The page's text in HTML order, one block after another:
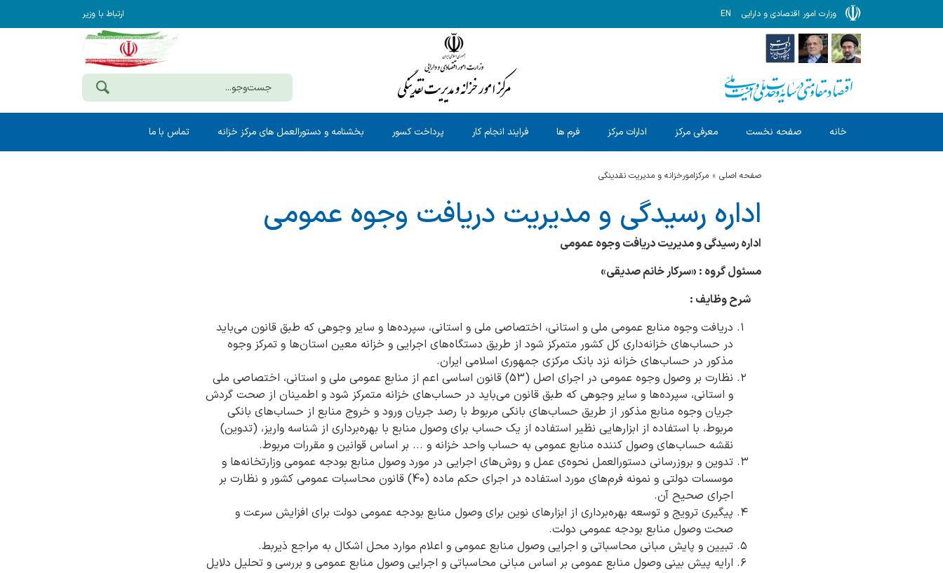
وزارت امور اقتصادی و دارایی EN ارتباط با وزیر
خانه صفحه نخست معرفی مرکز ادارات مرکز فرم ها فرایند انجام کار پرداخت کسور بخشنامه و دستورالعمل های مرکز خزانه تماس با ما
صفحه اصلی مرکزامورخزانه و مدیریت نقدینگی
اداره رسیدگی و مدیریت دریافت وجوه عمومی
اداره رسیدگی و مدیریت دریافت وجوه عمومی
مسئول گروه : «سرکار خانم صدیقی»
شرح وظایف :
دریافت وجوه منابع عمومی ملی و استانی، اختصاصی ملی و استانی، سپرده‌ها و سایر وجوهی که طبق قانون می‌باید
در حساب‌های خزانه‌داری کل کشور متمرکز شود از طریق دستگاه‌های اجرایی و خزانه معین استان‌ها و تمرکز وجوه
مذکور در حساب‌های خزانه نزد بانک مرکزی جمهوری اسلامی ایران.
نظارت بر وصول وجوه عمومی در اجرای اصل (53) قانون اساسی اعم از منابع عمومی ملی و استانی، اختصاصی ملی
و استانی، سپرده‌ها و سایر وجوهی که طبق قانون می‌باید در حساب‌های خزانه متمرکز شود و اطمینان از صحت گردش
جریان وجوه منابع مذکور از طریق حساب‌های بانکی مربوط با رصد جریان ورود و خروج منابع از حساب‌های بانکی
مربوط، با استفاده از ابزارهایی نظیر استفاده از یک حساب برای وصول منابع با بهره‌برداری از شناسه واریز، (تدوین)
نقشه حساب‌های وصول کننده منابع عمومی به حساب واحد خزانه و ... بر اساس قوانین و مقررات مربوط.
تدوین و بروزرسانی دستورالعمل نحوه‌ی عمل و روش‌های اجرایی در مورد وصول منابع بودجه عمومی وزارتخانه‌ها و
موسسات دولتی و نمونه فرم‌های مورد استفاده در اجرای حکم ماده (40) قانون محاسبات عمومی کشور و نظارت بر
اجرای صحیح آن.
پیگیری ترویج و توسعه بهره‌برداری از ابزارهای نوین برای وصول منابع بودجه عمومی دولت برای افزایش سرعت و
صحت وصول منابع بودجه عمومی دولت.
تبیین و پایش مبانی محاسباتی و اجرایی وصول منابع عمومی و اعلام موارد محل اشکال به مراجع ذیربط.
ارایه پیش بینی وصول منابع عمومی بر اساس مبانی محاسباتی و اجرایی وصول منابع عمومی و بررسی و تحلیل دلایل